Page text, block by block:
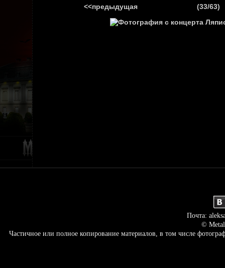
<<предыдущая (33/63)
Почта:
©
Частичное или полное копирование материалов, в том числе